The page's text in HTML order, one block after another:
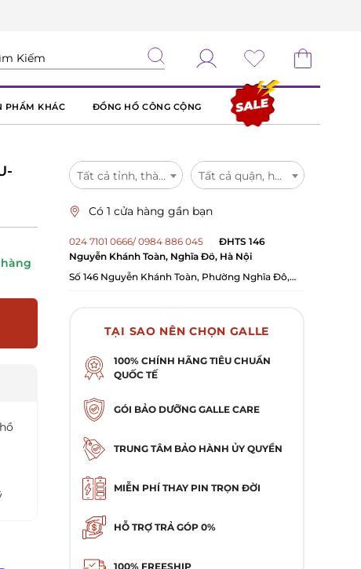
PHẨM KHÁC ĐỒNG HỒ CÔNG CỘNG
Tất cả tỉnh, thành Tất cả quận, huyện
Có 1 cửa hàng gần bạn
024 7101 0666/ 0984 886 045
ĐHTS 146
Nguyễn Khánh Toàn, Nghĩa Đô, Hà Nội
Số 146 Nguyễn Khánh Toàn, Phường Nghĩa Đô,
TẠI SAO NÊN CHỌN GALLE
100% CHÍNH HÃNG TIÊU CHUẨN
QUỐC TẾ
GÓI BẢO DƯỠNG GALLE CARE
TRUNG TÂM BẢO HÀNH ỦY QUYỀN
MIỄN PHÍ THAY PIN TRỌN ĐỜI
HỖ TRỢ TRẢ GÓP 0%
100% FREESHIP